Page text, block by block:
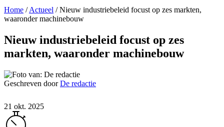
Home /Actueel /Nieuw industriebeleid focust op zes markten,
waaronder machinebouw
Nieuw industriebeleid focust op zes
markten, waaronder machinebouw
Geschreven doorDe redactie
21 okt. 2025